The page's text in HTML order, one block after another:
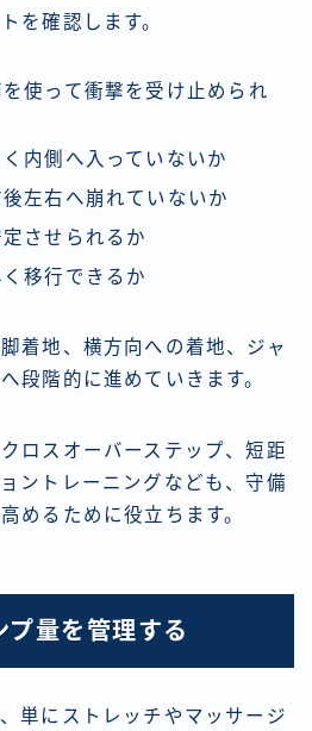
を確認します。
使って衝撃を受け止められ
内側へ入っていないか
後左右へ崩れていないか
させられるか
移行できるか
着地、横方向への着地、ジャ
段階的に進めていきます。
ロスオーバーステップ、短距
ントレーニングなども、守備
めるために役立ちます。
量を管理する
単にストレッチやマッサージ